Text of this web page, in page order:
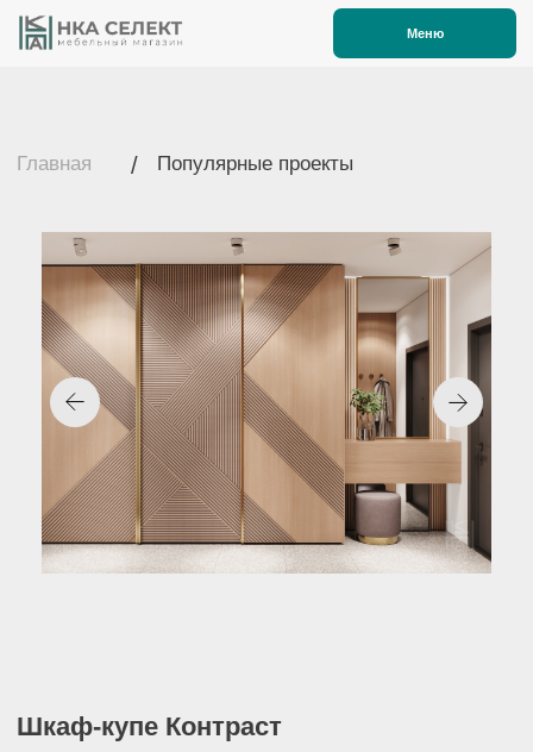
Алвик Люкс (Испания), который не только впечатляет
своим качеством, но и отражает свет, придавая
Шкаф-купе Контраст
Заказать похожий